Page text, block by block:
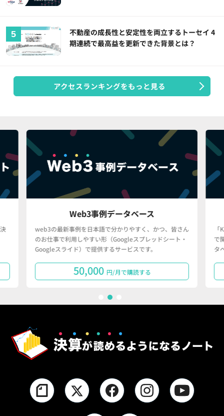
不動産の成長性と安定性を両立するトーセイ 4
期連続で最高益を更新できた背景とは？
アクセスランキングをもっと見る
Web3事例データベース
web3の最新事例を日本語で分かりやすく、かつ、皆さん
のお仕事で利用しやすい形（Googleスプレッドシート・
Googleスライド）で提供するサービスです。
50,000 円/月で購読する
で
タ